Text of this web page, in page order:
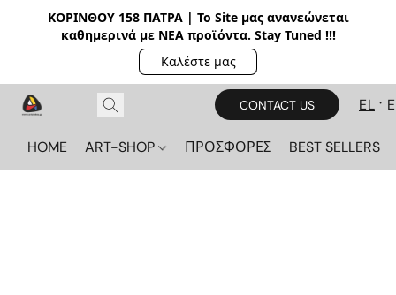
ΚΟΡΙΝΘΟΥ 158 ΠΑΤΡΑ | Το Site μας ανανεώνεται
καθημερινά με ΝΕΑ προϊόντα. Stay Tuned !!!
Καλέστε μας
CONTACT US EL
HOME ART-SHOP ΠΡΟΣΦΟΡΕΣ BEST SELLERS